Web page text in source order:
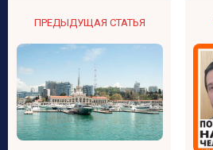
ПРЕДЫДУЩАЯ СТАТЬЯ